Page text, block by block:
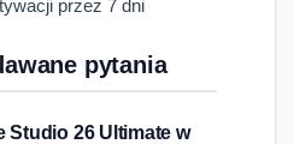
przez 7 dni
pytania
Studio 26 Ultimate w